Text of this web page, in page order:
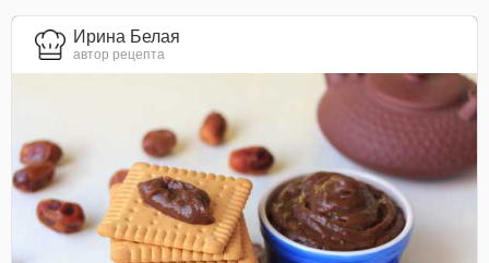
Ирина Белая
автор рецепта